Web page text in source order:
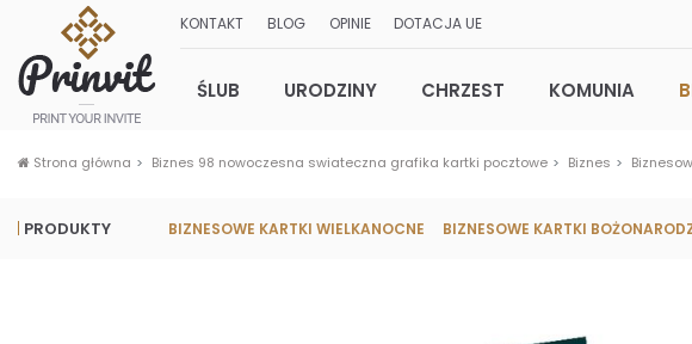
KONTAKT BLOG OPINIE DOTACJA UE
ŚLUB URODZINY CHRZEST KOMUNIA
Strona główna Biznes 98 nowoczesna swiateczna grafika kartki pocztowe Biznes
PRODUKTY BIZNESOWE KARTKI WIELKANOCNE BIZNESOWE KARTKI